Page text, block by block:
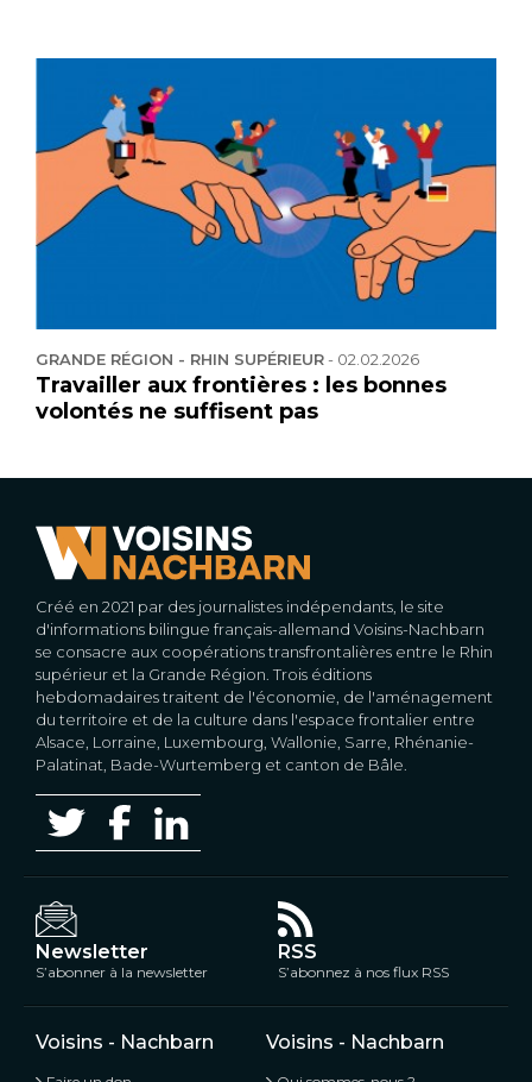
GRANDE RÉGION - RHIN SUPÉRIEUR- 02.02.2026
Travailler aux frontières : les bonnes
volontés ne suffisent pas
Créé en 2021 par des journalistes indépendants, le site
d'informations bilingue français-allemand Voisins-Nachbarn
se consacre aux coopérations transfrontalières entre le Rhin
supérieur et la Grande Région. Trois éditions
hebdomadaires traitent de l'économie, de l'aménagement
du territoire et de la culture dans l'espace frontalier entre
Alsace, Lorraine, Luxembourg, Wallonie, Sarre, Rhénanie-
Palatinat, Bade-Wurtemberg et canton de Bâle.
Newsletter
S’abonner à la newsletter
RSS
S’abonnez à nos flux RSS
Voisins - Nachbarn Voisins - Nachbarn